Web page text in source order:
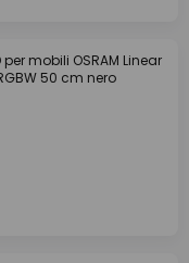
mobili OSRAM Linear
50 cm nero